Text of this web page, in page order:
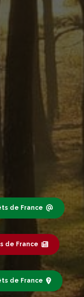
de France
de France
de France